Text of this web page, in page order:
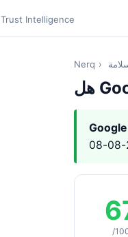
Trust Intelligence
Nerq ›
/